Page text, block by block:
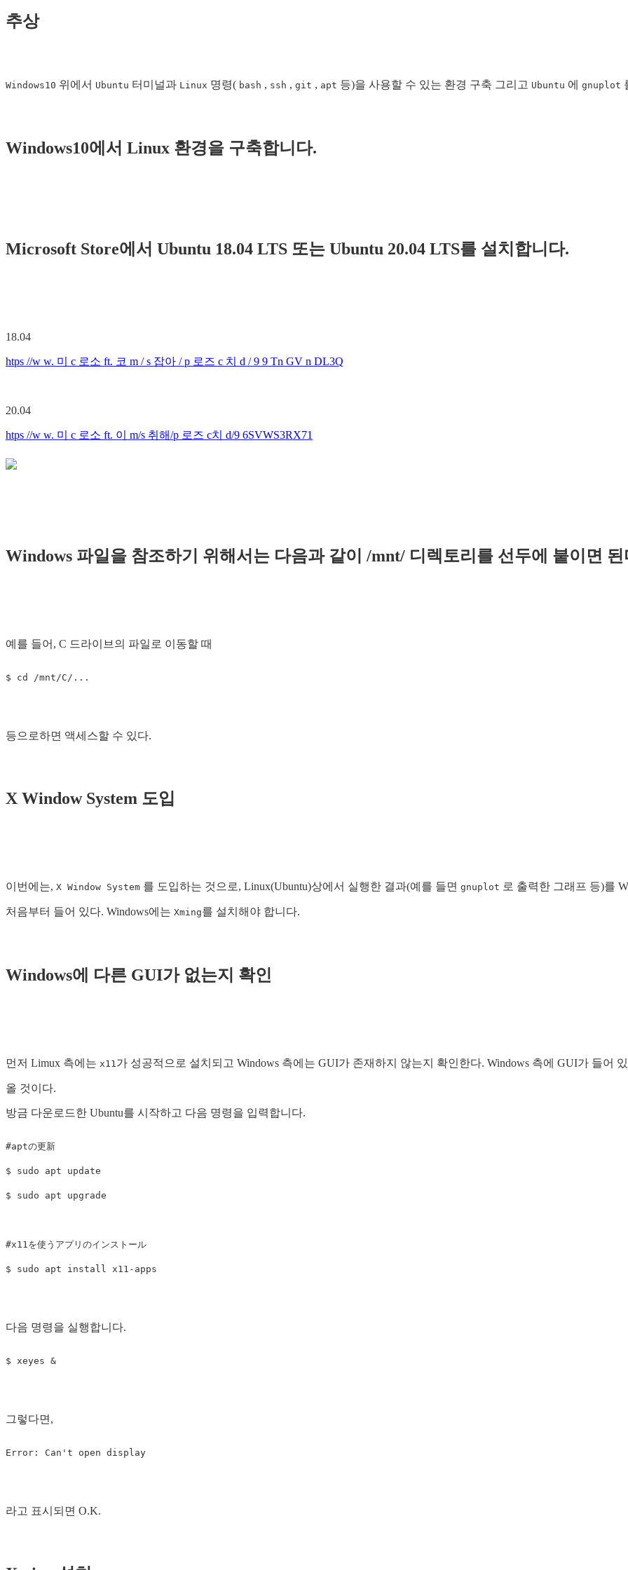
추상
Windows10 위에서 Ubuntu 터미널과 Linux 명령( bash , ssh , git , apt 등)을 사용할 수 있는 환경 구축 그리고 Ubuntu 에 gnuplot
Windows10에서 Linux 환경을 구축합니다.
Microsoft Store에서 Ubuntu 18.04 LTS 또는 Ubuntu 20.04 LTS를 설치합니다.
18.04
htps //w w. 미 c 로소 ft. 코 m / s 잡아 / p 로즈 c 치 d / 9 9 Tn GV n DL3Q
20.04
htps //w w. 미 c 로소 ft. 이 m/s 취해/p 로즈 c치 d/9 6SVWS3RX71
Windows 파일을 참조하기 위해서는 다음과 같이 /mnt/ 디렉토리를 선두에 붙이면 된
예를 들어, C 드라이브의 파일로 이동할 때
$ cd
등으로하면 액세스할 수 있다.
X Window System 도입
이번에는, X Window System 를 도입하는 것으로, Linux(Ubuntu)상에서 실행한 결과(예를 들면 gnuplot 로 출력한 그래프 등)를
처음부터 들어 있다. Windows에는 Xming를 설치해야 합니다.
Windows에 다른 GUI가 없는지 확인
먼저 Limux 측에는 x11 가 성공적으로 설치되고 Windows 측에는 GUI가 존재하지 않는지 확인한다. Windows 측에 GUI가 들어
올 것이다.
방금 다운로드한 Ubuntu를 시작하고 다음 명령을 입력합니다.
#
$ sudo
$ sudo
#
$ sudo apt install
다음 명령을 실행합니다.
$
그렇다면,
라고 표시되면 O.K.